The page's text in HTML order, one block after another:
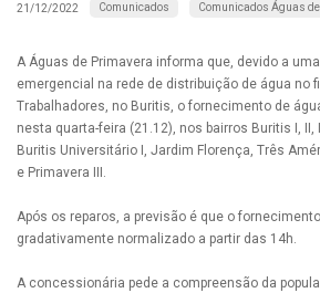
21/12/2022 Comunicados Comunicados Águas
A Águas de Primavera informa que, devido a
emergencial na rede de distribuição de água no
Trabalhadores, no Buritis, o fornecimento de
nesta quarta-feira (21.12), nos bairros Buritis I, II,
Buritis Universitário I, Jardim Florença, Três
e Primavera III.
Após os reparos, a previsão é que o
gradativamente normalizado a partir das 14h.
A concessionária pede a compreensão da